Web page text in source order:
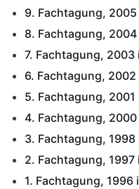
9. Fachtagung,
8. Fachtagung,
7. Fachtagung, 2003
6. Fachtagung,
5. Fachtagung,
4. Fachtagung,
3. Fachtagung, 1998
2. Fachtagung, 1997
1. Fachtagung, 1996